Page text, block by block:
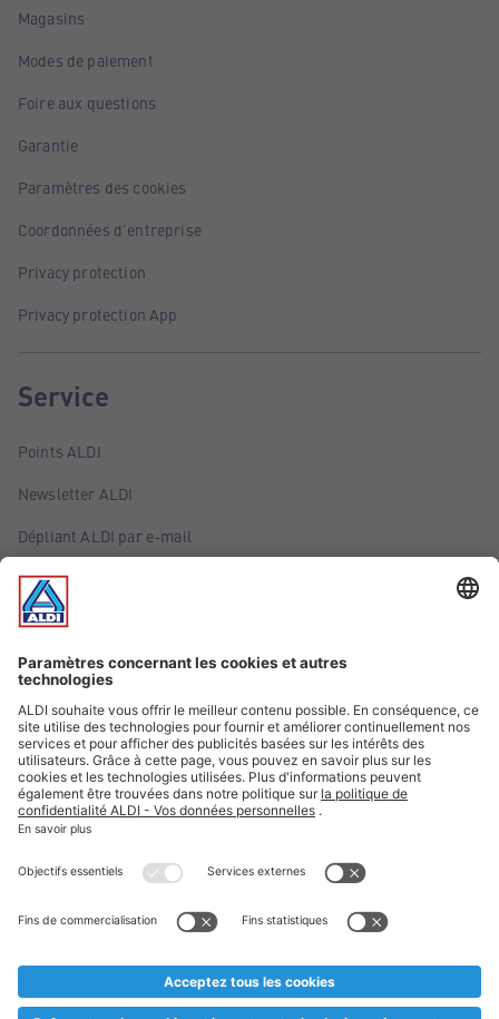
Magasins
Modes de paiement
Foire aux questions
Garantie
Paramètres des cookies
Coordonnées d'entreprise
Privacy protection
Privacy protection App
Service
Points ALDI
Newsletter ALDI
Dépliant ALDI par e-mail
Offres
Infos essentielles
Suivez ALDI Belgique
Textes marqués d'un astérisque et mentions légales
* Nous vendons ces articles temporairement et jusqu'à
au cas où, malgré le planning bien étudié, nous serions
prématurément en rupture de stock. Prix Recupel et TVA incl.
** Sur ce site, l’utilisation de la forme masculine a été adoptée